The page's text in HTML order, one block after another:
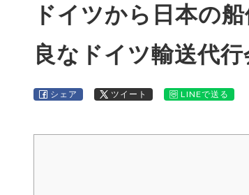
ドイツから日本の
良なドイツ輸送代
シェア ツイート LINEで送る